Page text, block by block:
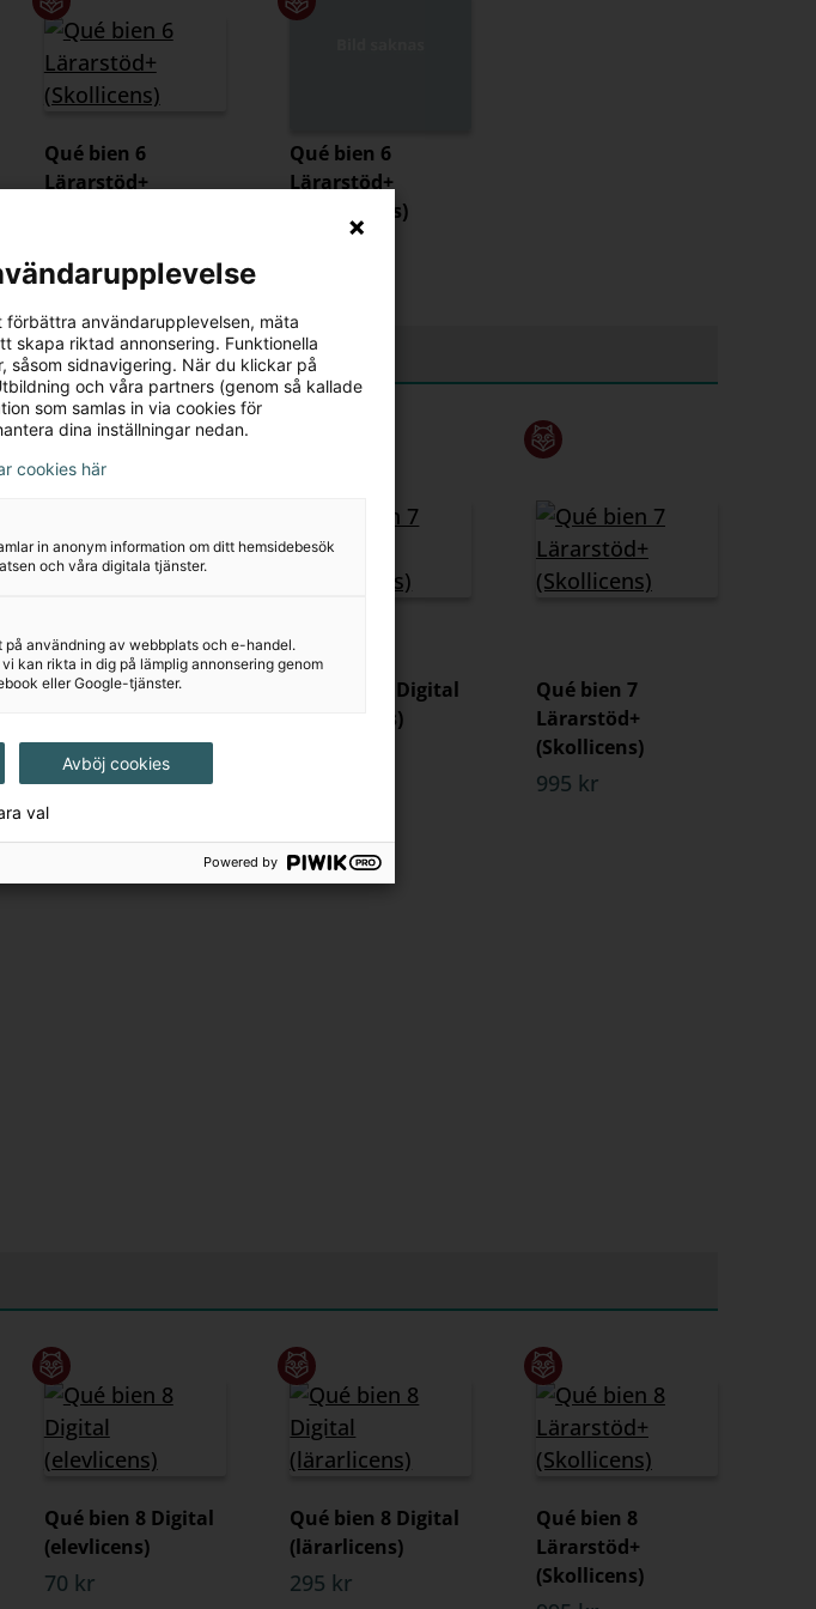
Qué bien 6
Lärarstöd+
Qué bien 6
Lärarstöd+
(Lärarlicens)
Qué bien 7 Digital
70 kr
Qué bien 7 Digital
(lärarlicens)
Qué bien 7
Lärarstöd+
(Skollicens)
995 kr
Qué bien 8 Digital
(elevlicens)
70 kr
Qué bien 8 Digital
(lärarlicens)
295 kr
Qué bien 8
Lärarstöd+
(Skollicens)
användarupplevelsen, mäta
skapa riktad annonsering. Funktionella
såsom sidnavigering. När du klickar på
och våra partners (genom så kallade
som samlas in via cookies för
dina inställningar nedan.
cookies här
in anonym information om ditt hemsidebesök
och våra digitala tjänster.
användning av webbplats och e-handel.
kan rikta in dig på lämplig annonsering genom
eller Google-tjänster.
Avböj cookies
val
Powered by